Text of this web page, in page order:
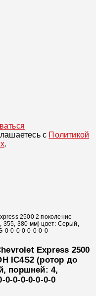
с Политикой
.
2500 2 поколение
355, 380 мм) цвет: Серый,
0-0-0-0-0-0-0-0
Express 2500
IC4S2 (ротор до
поршней: 4,
0-0-0-0-0-0-0